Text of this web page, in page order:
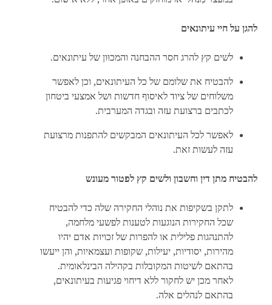
להגן על חיי עיתונאים
לשים קץ להרג חסר ההבחנה והמכוּון של עיתונאים.
להבטיח את שלומם של כל העיתונאים, וכן לאפשר
משלוחים של ציוד לאיסוף חדשות ושל אמצעי ביטחון
לכתבים ברצועת עזה ובגדה המערבית.
לאפשר לכל העיתונאים המבקשים להתפנות מרצועת
עזה לעשות זאת.
להבטיח מתן דין וחשבון ולשים קץ לפטור מעונש
לתקן בשקיפות את נוהלי החקירה שלה כדי להבטיח
שכל החקירות הנוגעות לטענות לפשעי מלחמה,
להתנהגות פלילית או להפרות של זכויות אדם יהיו
מהירות, יסודיות, יעילות, שקופות ועצמאיות, והן ייעשו
בהתאם לשיטות המקובלות בקהילה הבינלאומית.
לאחר מכן יש לחקור ללא דיחוי פגיעות בעיתונאים,
בהתאם לנהלים אלה.